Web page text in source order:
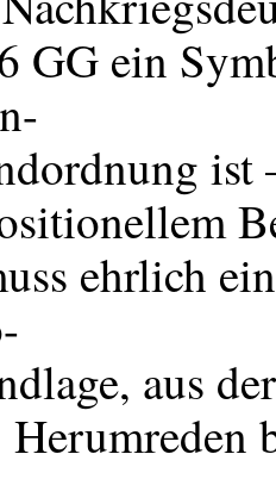
GG ein
ist
ehrlich
aus
Herumreden